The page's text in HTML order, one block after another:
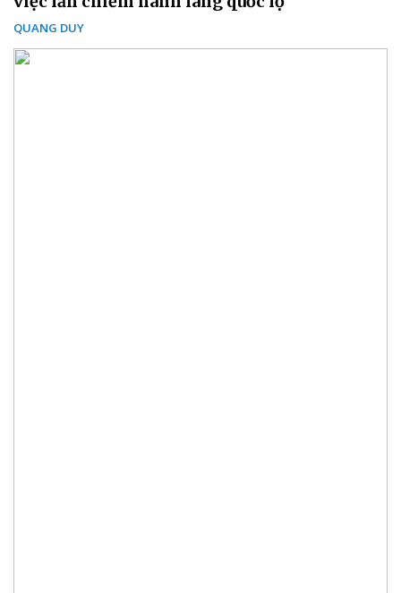
QUANG DUY